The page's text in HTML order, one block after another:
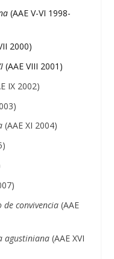
(AAE V-VI 1998-
2000)
(AAE VIII 2001)
IX 2002)
(AAE XI 2004)
de convivencia (AAE
agustiniana (AAE XVI